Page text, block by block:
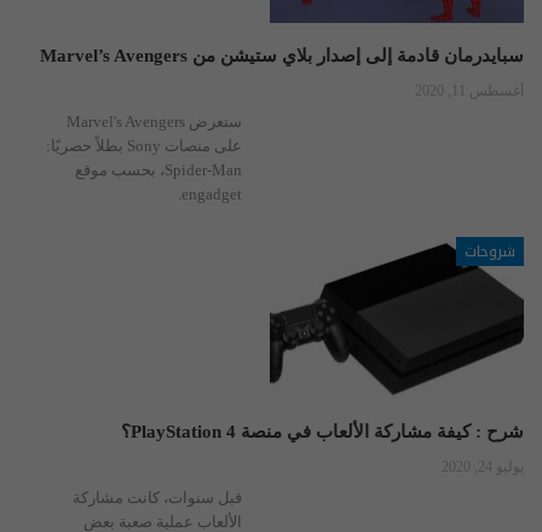
سبايدرمان قادمة إلى إصدار بلاي ستيشن من Marvel’s Avengers
أغسطس 11, 2020
ستعرض Marvel's Avengers
على منصات Sony بطلاً حصريًا:
Spider-Man، بحسب موقع
engadget.
شروحات
شرح : كيفة مشاركة الألعاب في منصة PlayStation 4؟
يوليو 24, 2020
قبل سنوات، كانت مشاركة
الألعاب عملية صعبة بعض